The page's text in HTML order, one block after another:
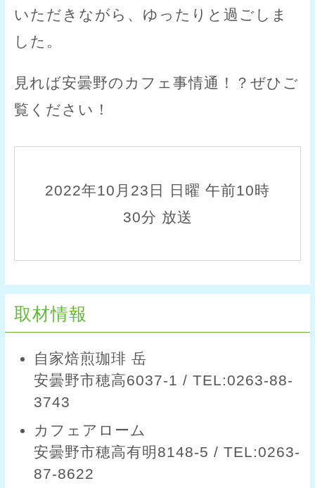
いただきながら、ゆったりと過ごしま
した。
見れば安曇野のカフェ事情通！？ぜひご
覧ください！
2022年10月23日 日曜 午前10時
30分 放送
取材情報
自家焙煎珈琲 岳
安曇野市穂高6037-1 / TEL:0263-88-
3743
カフェアローム
安曇野市穂高有明8148-5 / TEL:0263-
87-8622